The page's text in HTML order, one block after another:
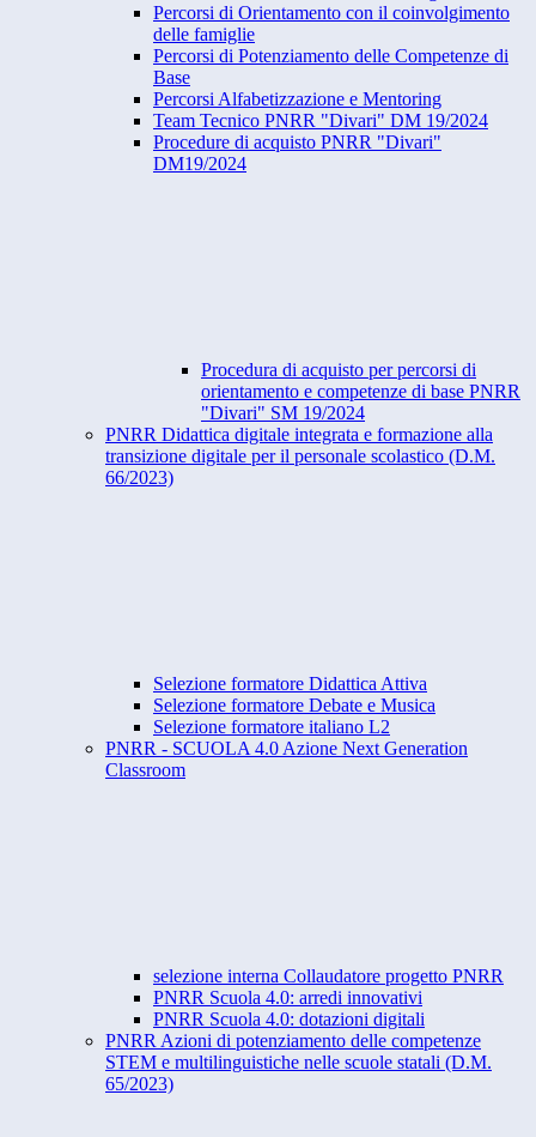
Percorsi di Orientamento con il coinvolgimento
delle famiglie
Percorsi di Potenziamento delle Competenze di
Base
Percorsi Alfabetizzazione e Mentoring
Team Tecnico PNRR "Divari" DM 19/2024
Procedure di acquisto PNRR "Divari"
DM19/2024
Procedura di acquisto per percorsi di
orientamento e competenze di base PNRR
"Divari" SM 19/2024
PNRR Didattica digitale integrata e formazione alla
transizione digitale per il personale scolastico (D.M.
66/2023)
Selezione formatore Didattica Attiva
Selezione formatore Debate e Musica
Selezione formatore italiano L2
PNRR - SCUOLA 4.0 Azione Next Generation
Classroom
selezione interna Collaudatore progetto PNRR
PNRR Scuola 4.0: arredi innovativi
PNRR Scuola 4.0: dotazioni digitali
PNRR Azioni di potenziamento delle competenze
STEM e multilinguistiche nelle scuole statali (D.M.
65/2023)